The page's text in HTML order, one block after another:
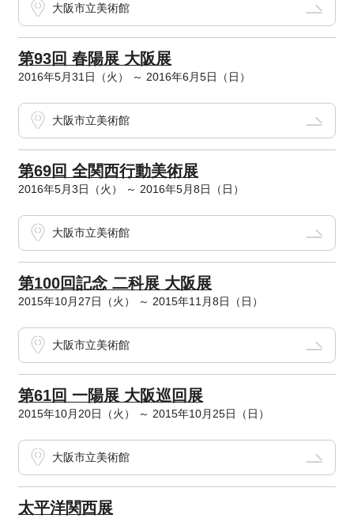
大阪市立美術館
第93回 春陽展 大阪展
2016年5月31日（火） ～ 2016年6月5日（日）
大阪市立美術館
第69回 全関西行動美術展
2016年5月3日（火） ～ 2016年5月8日（日）
大阪市立美術館
第100回記念 二科展 大阪展
2015年10月27日（火） ～ 2015年11月8日（日）
大阪市立美術館
第61回 一陽展 大阪巡回展
2015年10月20日（火） ～ 2015年10月25日（日）
大阪市立美術館
太平洋関西展